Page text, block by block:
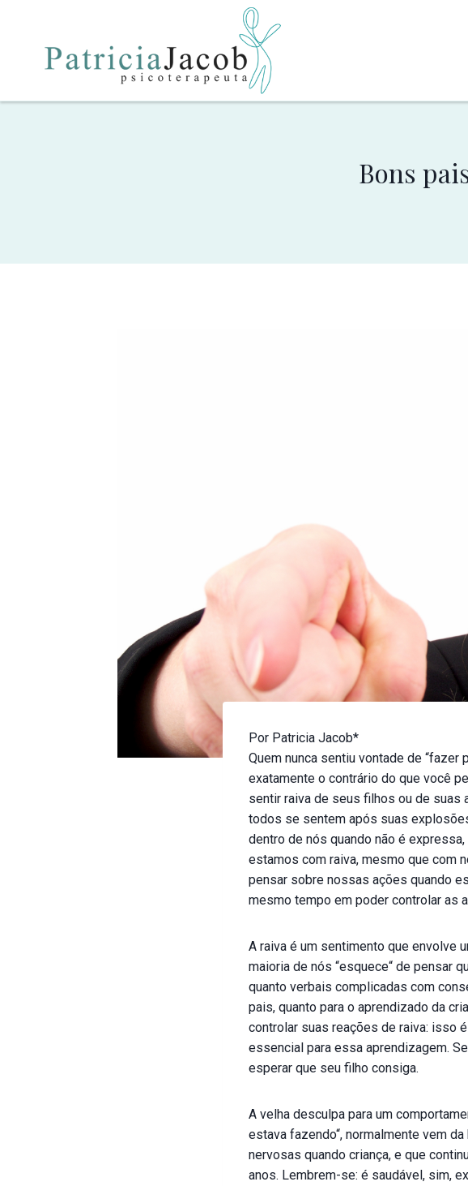
Bons
Por Patricia Jacob*
Quem nunca sentiu vontade de “fazer
exatamente o contrário do que você
sentir raiva de seus filhos ou de suas
todos se sentem após suas
dentro de nós quando não é
estamos com raiva, mesmo que com
pensar sobre nossas ações quando
mesmo tempo em poder controlar as
A raiva é um sentimento que envolve
maioria de nós “esquece“ de pensar
quanto verbais complicadas com
pais, quanto para o aprendizado da
controlar suas reações de raiva: isso
essencial para essa aprendizagem.
esperar que seu filho consiga.
A velha desculpa para um
estava fazendo“, normalmente vem
nervosas quando criança, e que
anos. Lembrem-se: é saudável, sim,